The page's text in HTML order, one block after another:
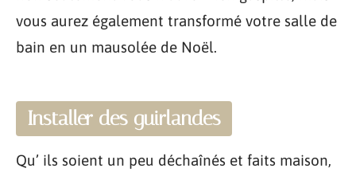
vous aurez également transformé votre salle de
bain en un mausolée de Noël.
Installer des guirlandes
Qu’ ils soient un peu déchaînés et faits maison,